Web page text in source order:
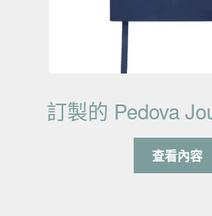
訂製的 Pedova
查看內容